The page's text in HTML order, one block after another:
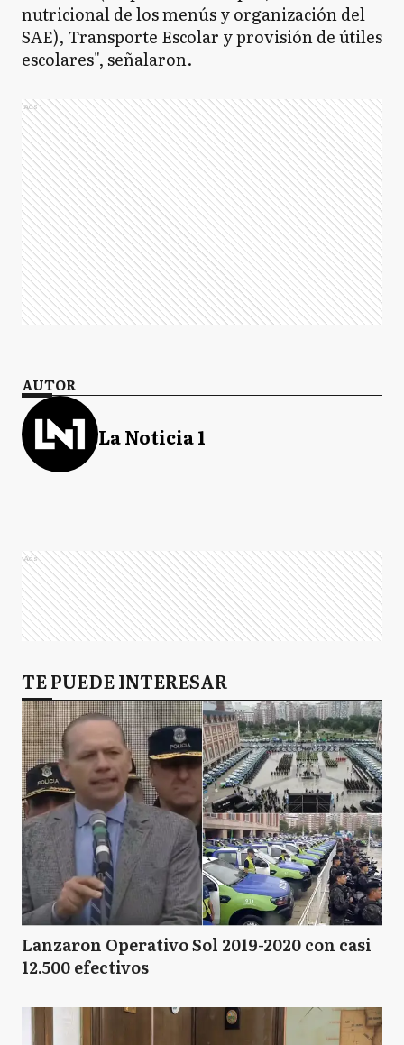
nutricional de los menús y organización del
SAE), Transporte Escolar y provisión de útiles
escolares", señalaron.
Ads
AUTOR
La Noticia 1
Ads
TE PUEDE INTERESAR
Lanzaron Operativo Sol 2019-2020 con casi
12.500 efectivos